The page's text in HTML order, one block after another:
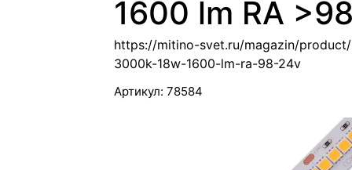
1600 lm RA
https://mitino-svet.ru/magazin/
3000k-18w-1600-lm-ra-98-24v
Артикул: 78584